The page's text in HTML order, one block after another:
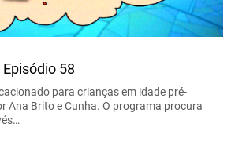
58
para crianças em idade pré-
Ana Brito e Cunha. O programa procura